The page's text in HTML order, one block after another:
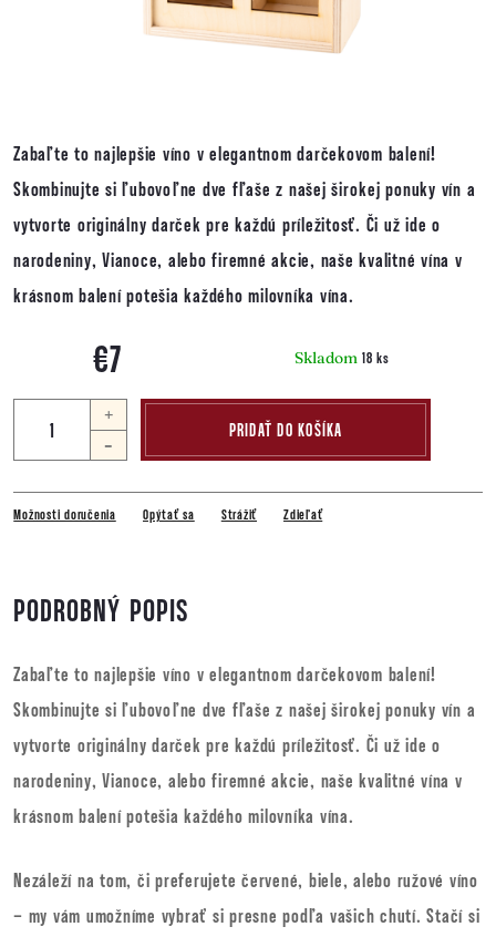
Zabaľte to najlepšie víno v elegantnom darčekovom balení!
Skombinujte si ľubovoľne dve fľaše z našej širokej ponuky vín a
vytvorte originálny darček pre každú príležitosť. Či už ide o
narodeniny, Vianoce, alebo firemné akcie, naše kvalitné vína v
krásnom balení potešia každého milovníka vína.
€7
cena:
Skladom 18 ks
PRIDAŤ DO KOŠÍKA
Možnosti doručenia Opýtať sa Strážiť Zdieľať
PODROBNÝ POPIS
Zabaľte to najlepšie víno v elegantnom darčekovom balení!
Skombinujte si ľubovoľne dve fľaše z našej širokej ponuky vín a
vytvorte originálny darček pre každú príležitosť. Či už ide o
narodeniny, Vianoce, alebo firemné akcie, naše kvalitné vína v
krásnom balení potešia každého milovníka vína.
Nezáleží na tom, či preferujete červené, biele, alebo ružové víno
– my vám umožníme vybrať si presne podľa vašich chutí. Stačí si